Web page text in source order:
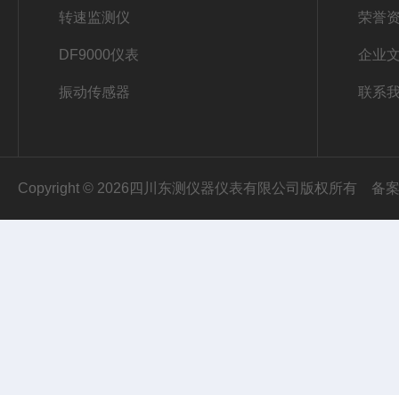
转速监测仪
DF9000仪表
振动传感器
荣誉
企业
联系
Copyright © 2026四川东测仪器仪表有限公司版权所有 备